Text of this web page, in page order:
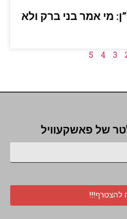
מי אמר בני ברק ולא
3
4
5
של פאשקעוויל
להצטרף!!!